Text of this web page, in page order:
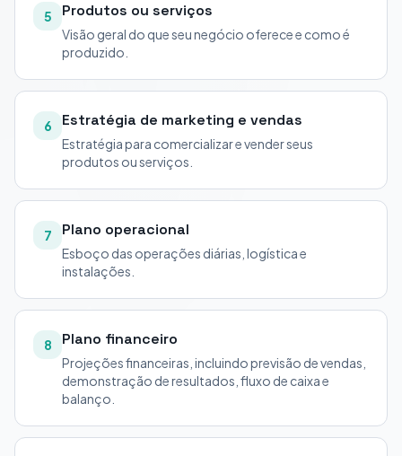
5 Produtos ou serviços
Visão geral do que seu negócio oferece e como é
produzido.
6 Estratégia de marketing e vendas
Estratégia para comercializar e vender seus
produtos ou serviços.
7 Plano operacional
Esboço das operações diárias, logística e
instalações.
8 Plano financeiro
Projeções financeiras, incluindo previsão de vendas,
demonstração de resultados, fluxo de caixa e
balanço.